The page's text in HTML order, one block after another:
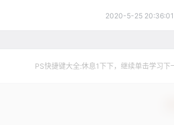
2020-5-25 20:36:01
PS快捷键大全:休息1下下，继续单击学习下